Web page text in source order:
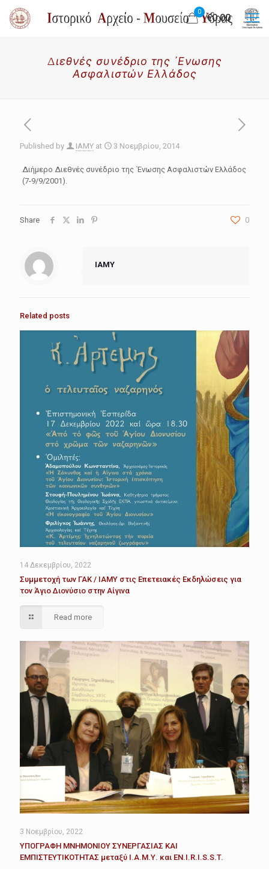
0
€0.00
Διεθνές συνέδριο της ΄Ενωσης
Ασφαλιστών Ελλάδος
Published by IAMY at 3 Νοεμβρίου, 2014
Διήμερο Διεθνές συνέδριο της ΄Ενωσης Ασφαλιστών Ελλάδος
(7-9/9/2001).
Share 0
IAMY
Related posts
14 Δεκεμβρίου, 2022
Συμμετοχή των ΓΑΚ / ΙΑΜΥ στις Επετειακές Εκδηλώσεις για
τον Άγιο Διονύσιο στην Αίγινα
Read more
3 Νοεμβρίου, 2022
ΥΠΟΓΡΑΦΗ ΜΝΗΜΟΝΙΟΥ ΣΥΝΕΡΓΑΣΙΑΣ ΚΑΙ
ΕΜΠΙΣΤΕΥΤΙΚΟΤΗΤΑΣ μεταξύ Ι.Α.Μ.Υ. και EN.I.R.I.S.S.T.